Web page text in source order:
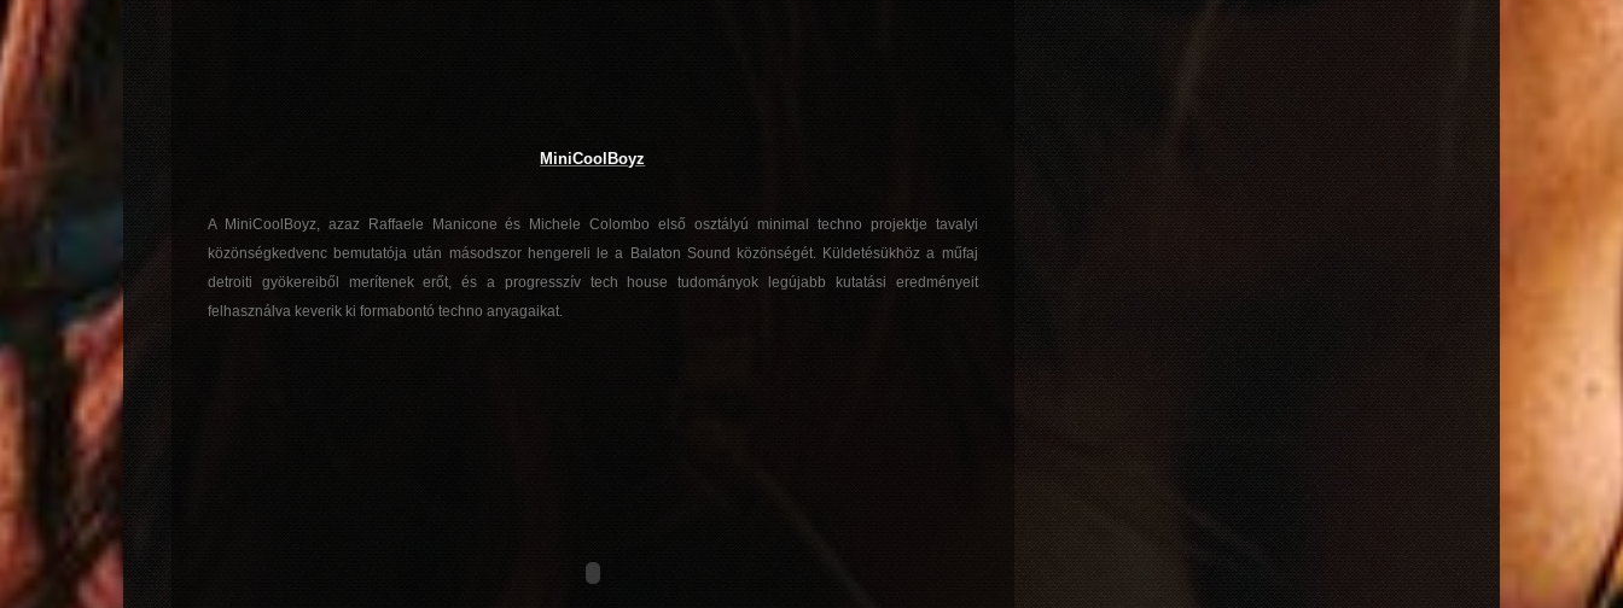
MiniCoolBoyz
A MiniCoolBoyz, azaz Raffaele Manicone és Michele Colombo első osztályú minimal techno projektje tavalyi
közönségkedvenc bemutatója után másodszor hengereli le a Balaton Sound közönségét. Küldetésükhöz a műfaj
detroiti gyökereiből merítenek erőt, és a progresszív tech house tudományok legújabb kutatási eredményeit
felhasználva keverik ki formabontó techno anyagaikat.